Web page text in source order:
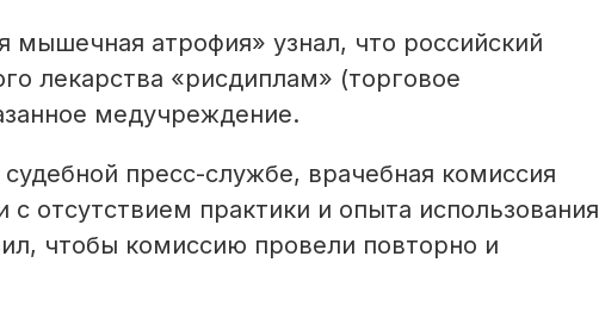
мышечная атрофия» узнал, что российский
лекарства «рисдиплам» (торговое
медучреждение.
пресс-службе, врачебная комиссия
с отсутствием практики и опыта использования
чтобы комиссию провели повторно и